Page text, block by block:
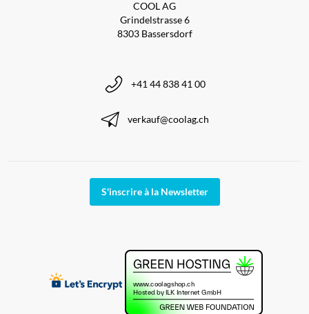
COOL AG
Grindelstrasse 6
8303 Bassersdorf
+41 44 838 41 00
verkauf@coolag.ch
S'inscrire à la Newsletter